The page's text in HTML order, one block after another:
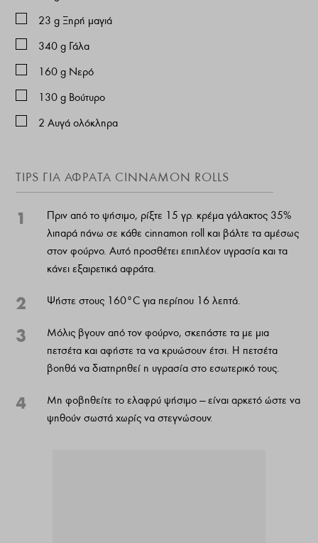
23 g Ξηρή μαγιά
340 g Γάλα
160 g Νερό
130 g Βούτυρο
2 Αυγά ολόκληρα
TIPS ΓΙΑ ΑΦΡΑΤΑ CINNAMON ROLLS
1
Πριν από το ψήσιμο, ρίξτε 15 γρ. κρέμα γάλακτος 35%
λιπαρά πάνω σε κάθε cinnamon roll και βάλτε τα αμέσως
στον φούρνο. Αυτό προσθέτει επιπλέον υγρασία και τα
κάνει εξαιρετικά αφράτα.
2 Ψήστε στους 160°C για περίπου 16 λεπτά.
3
Μόλις βγουν από τον φούρνο, σκεπάστε τα με μια
πετσέτα και αφήστε τα να κρυώσουν έτσι. Η πετσέτα
βοηθά να διατηρηθεί η υγρασία στο εσωτερικό τους.
4
Μη φοβηθείτε το ελαφρύ ψήσιμο — είναι αρκετό ώστε να
ψηθούν σωστά χωρίς να στεγνώσουν.